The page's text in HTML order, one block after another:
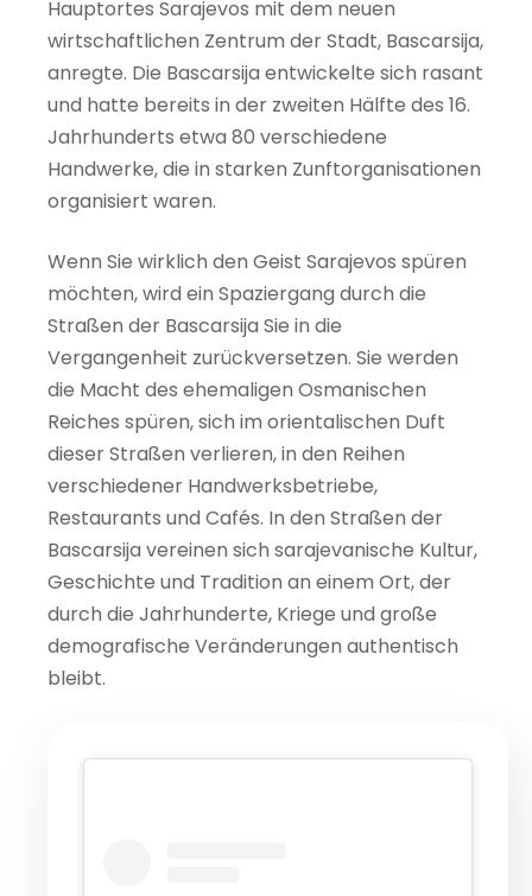
Hauptortes Sarajevos mit dem neuen
wirtschaftlichen Zentrum der Stadt, Bascarsija,
anregte. Die Bascarsija entwickelte sich rasant
und hatte bereits in der zweiten Hälfte des 16.
Jahrhunderts etwa 80 verschiedene
Handwerke, die in starken Zunftorganisationen
organisiert waren.
Wenn Sie wirklich den Geist Sarajevos spüren
möchten, wird ein Spaziergang durch die
Straßen der Bascarsija Sie in die
Vergangenheit zurückversetzen. Sie werden
die Macht des ehemaligen Osmanischen
Reiches spüren, sich im orientalischen Duft
dieser Straßen verlieren, in den Reihen
verschiedener Handwerksbetriebe,
Restaurants und Cafés. In den Straßen der
Bascarsija vereinen sich sarajevanische Kultur,
Geschichte und Tradition an einem Ort, der
durch die Jahrhunderte, Kriege und große
demografische Veränderungen authentisch
bleibt.